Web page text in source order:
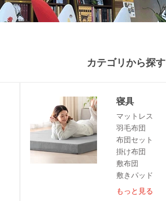
カテゴリから探す
寝具
マットレス
羽毛布団
布団セット
掛け布団
敷布団
敷きパッド
もっと見る